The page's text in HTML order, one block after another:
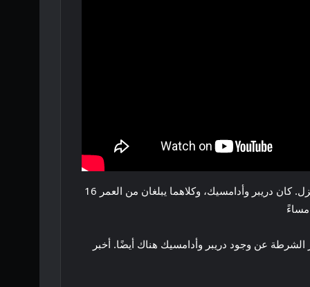
ذكرت Oxygen أنه في ليلة القتل، كان مات بيكهام، صديق كاسي جو ستودارت، وبريان دريبر وتوري أدامسيك، موجودين في المنزل. كان دريبر وأدامسيك، وكلاهما يبلغان من العمر 16
عن وجود دريبر وأدامسيك هناك أيضًا. أخبر